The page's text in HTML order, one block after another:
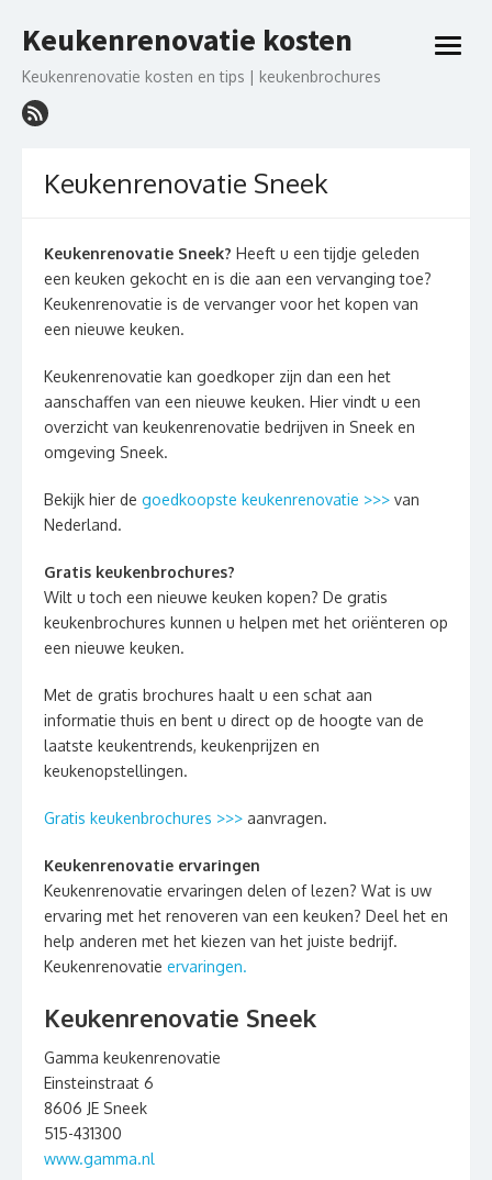
naar
inhoud
Keukenrenovatie kosten
Keukenrenovatie kosten en tips | keukenbrochures
open
Keukenrenovatie Sneek
Keukenrenovatie Sneek? Heeft u een tijdje geleden
een keuken gekocht en is die aan een vervanging toe?
Keukenrenovatie is de vervanger voor het kopen van
een nieuwe keuken.
Keukenrenovatie kan goedkoper zijn dan een het
aanschaffen van een nieuwe keuken. Hier vindt u een
overzicht van keukenrenovatie bedrijven in Sneek en
omgeving Sneek.
Bekijk hier de goedkoopste keukenrenovatie >>> van
Nederland.
Gratis keukenbrochures?
Wilt u toch een nieuwe keuken kopen? De gratis
keukenbrochures kunnen u helpen met het oriënteren op
een nieuwe keuken.
Met de gratis brochures haalt u een schat aan
informatie thuis en bent u direct op de hoogte van de
laatste keukentrends, keukenprijzen en
keukenopstellingen.
Gratis keukenbrochures >>> aanvragen.
Keukenrenovatie ervaringen
Keukenrenovatie ervaringen delen of lezen? Wat is uw
ervaring met het renoveren van een keuken? Deel het en
help anderen met het kiezen van het juiste bedrijf.
Keukenrenovatie ervaringen.
Keukenrenovatie Sneek
Gamma keukenrenovatie
Einsteinstraat 6
8606 JE Sneek
515-431300
www.gamma.nl